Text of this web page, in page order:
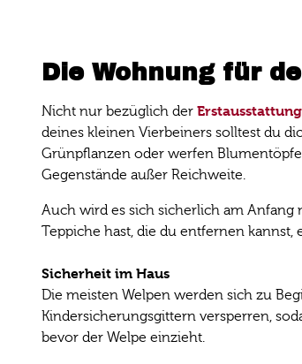
Die Wohnung für
Nicht nur bezüglich der
deines kleinen Vierbeiners solltest du
Grünpflanzen oder werfen
Gegenstände außer Reichweite.
Auch wird es sich sicherlich am Anfang
Teppiche hast, die du entfernen kannst,
Sicherheit im Haus
Die meisten Welpen werden sich zu
Kindersicherungsgittern versperren,
bevor der Welpe einzieht.